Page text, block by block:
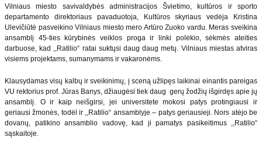
Vilniaus miesto savivaldybės administracijos Švietimo, kultūros ir sporto
departamento direktoriaus pavaduotoja, Kultūros skyriaus vedėja Kristina
Ulevičiūtė pasveikino Vilniaus miesto mero Artūro Zuoko vardu. Meras sveikina
ansamblį 45-ties kūrybinės veiklos proga ir linki polėkio, sėkmės ateities
darbuose, kad ,,Ratilio“ ratai suktųsi daug daug metų. Vilniaus miestas atviras
visiems projektams, sumanymams ir vakaronėms.
Klausydamas visų kalbų ir sveikinimų, į sceną užlipęs laikinai einantis pareigas
VU rektorius prof. Jūras Banys, džiaugėsi tiek daug gerų žodžių išgirdęs apie jų
ansamblį. O ir kaip neišgirsi, jei universitete mokosi patys protingiausi ir
geriausi žmonės, todėl ir ,,Ratilio“ ansamblyje – patys geriausieji. Nors atėjo be
dovanų, patikino ansamblio vadovę, kad ji pamatys pasikeitimus ,,Ratilio“
sąskaitoje.